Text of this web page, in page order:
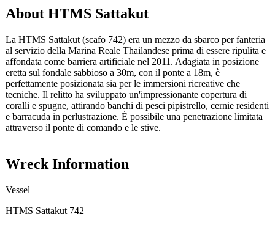
About HTMS Sattakut
La HTMS Sattakut (scafo 742) era un mezzo da sbarco per fanteria
al servizio della Marina Reale Thailandese prima di essere ripulita e
affondata come barriera artificiale nel 2011. Adagiata in posizione
eretta sul fondale sabbioso a 30m, con il ponte a 18m, è
perfettamente posizionata sia per le immersioni ricreative che
tecniche. Il relitto ha sviluppato un'impressionante copertura di
coralli e spugne, attirando banchi di pesci pipistrello, cernie residenti
e barracuda in perlustrazione. È possibile una penetrazione limitata
attraverso il ponte di comando e le stive.
Wreck Information
Vessel
HTMS Sattakut 742